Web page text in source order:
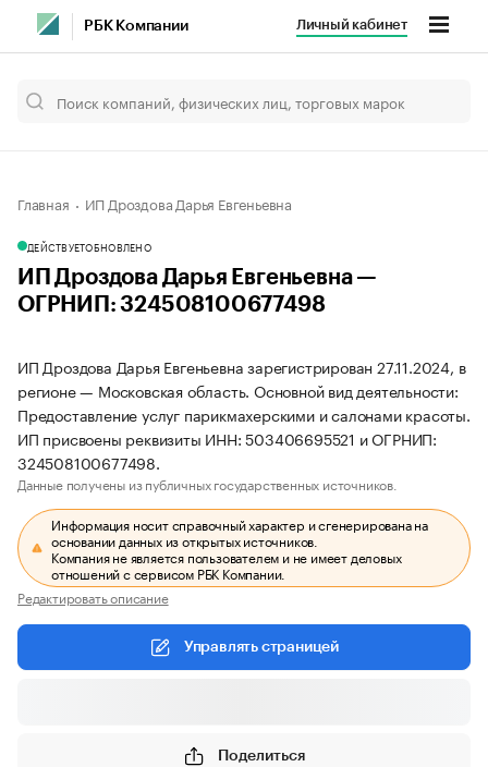
РБК Компании Личный кабинет
Главная ИП Дроздова Дарья Евгеньевна
ДЕЙСТВУЕТОБНОВЛЕНО
ИП Дроздова Дарья Евгеньевна —
ОГРНИП: 324508100677498
ИП Дроздова Дарья Евгеньевна зарегистрирован 27.11.2024, в
регионе — Московская область. Основной вид деятельности:
Предоставление услуг парикмахерскими и салонами красоты.
ИП присвоены реквизиты ИНН: 503406695521 и ОГРНИП:
324508100677498.
Данные получены из публичных государственных источников.
Информация носит справочный характер и сгенерирована на
основании данных из открытых источников.
Компания не является пользователем и не имеет деловых
отношений с сервисом РБК Компании.
Редактировать описание
Управлять страницей
Поделиться